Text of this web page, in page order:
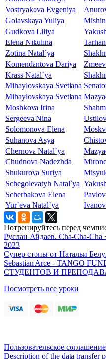
Vostryakova Evgeniya
Golavskaya Yuliya
Gudkova Liliya
Elena Nikulina
Zotina Natal`ya
Komendantova Dariya
Krass Natal`ya
Mihaylovskaya Svetlana
Mihaylovskaya Svetlana
Moshkova Irina
Sergeeva Nina
Solomonova Elena
Suhanova Asya
Chernova Natal`ya
Chudnova Nadezhda
Shukurova Suriya
Schegolevatyh Natal`ya
Scherbakova Elena
Yur`eva Natal`ya
Потренируйтесь перед
Руслан Айдаев. Cha-Cha-Cha
2023
Супер стопы от Натальи
Sebastian Arce - TANGO
СТУДЕНТОВ И
Посмотреть все уроки
Пользовательское соглашение
Description of the data transfer